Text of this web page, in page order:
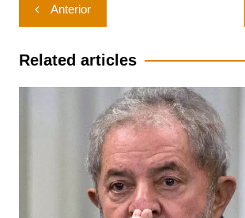
de
Post
Anterior
Related articles